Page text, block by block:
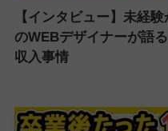
【インタビュー】未経
のWEBデザイナーが語
収入事情